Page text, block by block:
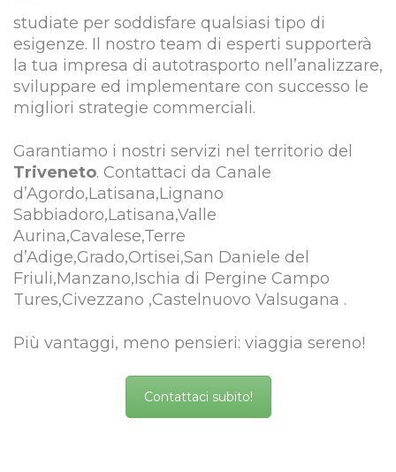
studiate per soddisfare qualsiasi tipo di
esigenze. Il nostro team di esperti supporterà
la tua impresa di autotrasporto nell’analizzare,
sviluppare ed implementare con successo le
migliori strategie commerciali.
Garantiamo i nostri servizi nel territorio del
Triveneto. Contattaci da Canale
d’Agordo,Latisana,Lignano
Sabbiadoro,Latisana,Valle
Aurina,Cavalese,Terre
d’Adige,Grado,Ortisei,San Daniele del
Friuli,Manzano,Ischia di Pergine Campo
Tures,Civezzano ,Castelnuovo Valsugana .
Più vantaggi, meno pensieri: viaggia sereno!
Contattaci subito!